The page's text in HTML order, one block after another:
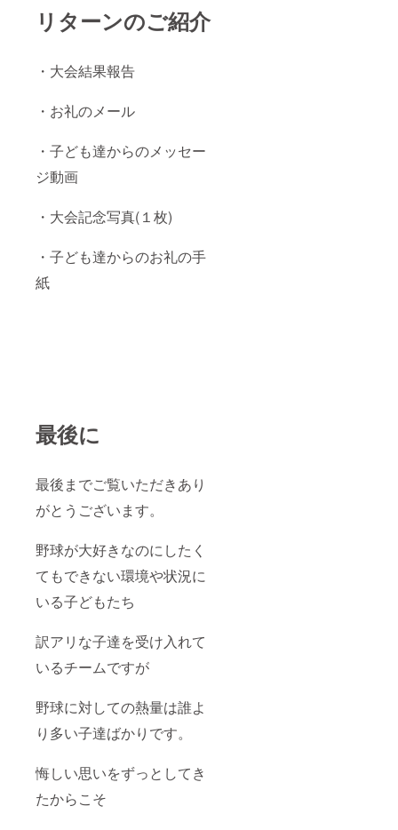
リターンのご紹介
・大会結果報告
・お礼のメール
・子ども達からのメッセー
ジ動画
・大会記念写真(１枚)
・子ども達からのお礼の手
紙
最後に
最後までご覧いただきあり
がとうございます。
野球が大好きなのにしたく
てもできない環境や状況に
いる子どもたち
訳アリな子達を受け入れて
いるチームですが
野球に対しての熱量は誰よ
り多い子達ばかりです。
悔しい思いをずっとしてき
たからこそ